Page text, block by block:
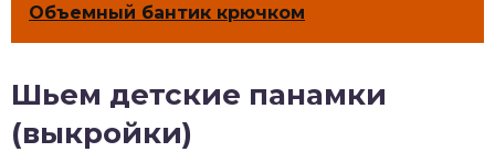
Объемный бантик крючком
Шьем детские панамки
(выкройки)